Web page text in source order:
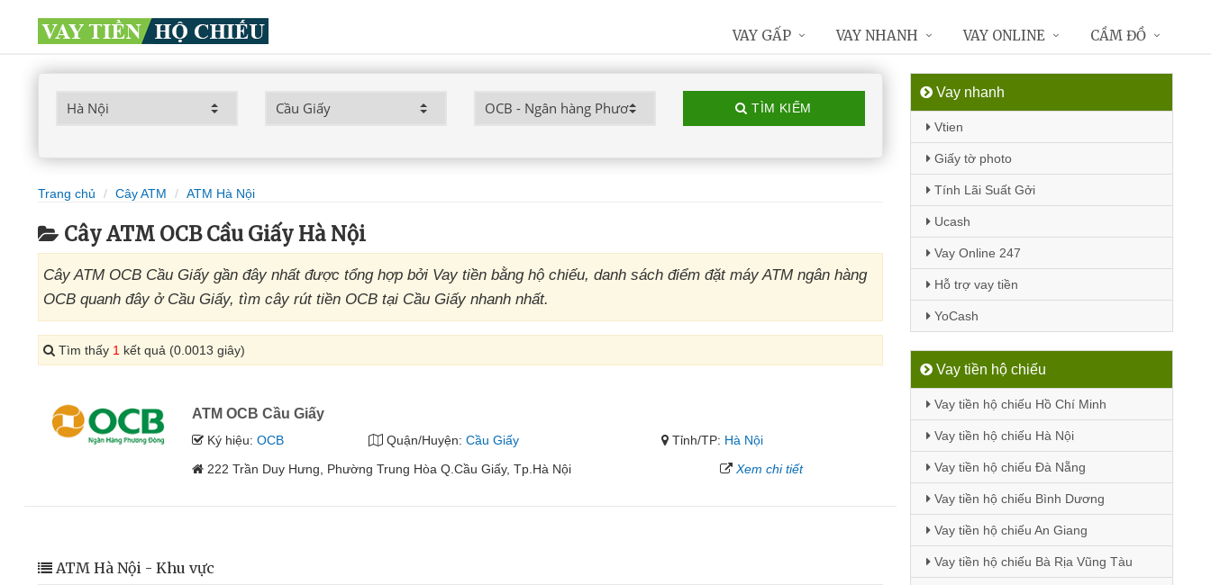
TÌM KIẾM
Trang chủ Cây ATM ATM Hà Nội
Cây ATM OCB Cầu Giấy Hà Nội
Cây ATM OCB Cầu Giấy gần đây nhất được tổng hợp bởi Vay tiền bằng hộ chiếu, danh sách điểm đặt máy ATM ngân hàng
OCB quanh đây ở Cầu Giấy, tìm cây rút tiền OCB tại Cầu Giấy nhanh nhất.
Tìm thấy 1 kết quả (0.0013 giây)
ATM OCB Cầu Giấy
Ký hiệu:OCB Quận/Huyện: Cầu Giấy Tỉnh/TP: Hà Nội
222 Trần Duy Hưng, Phường Trung Hòa Q.Cầu Giấy, Tp.Hà Nội
Xem chi tiết
ATM Hà Nội - Khu vực
Vay nhanh
Vtien
Giấy tờ photo
Tính Lãi Suất Gởi
Ucash
Vay Online 247
Hỗ trợ vay tiền
YoCash
Vay tiền hộ chiếu
Vay tiền hộ chiếu Hồ Chí Minh
Vay tiền hộ chiếu Hà Nội
Vay tiền hộ chiếu Đà Nẵng
Vay tiền hộ chiếu Bình Dương
Vay tiền hộ chiếu An Giang
Vay tiền hộ chiếu Bà Rịa Vũng Tàu
VAY GẤP VAY NHANH VAY ONLINE CẦM ĐỒ